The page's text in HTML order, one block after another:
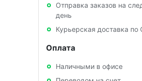
Отправка заказов на
день
Курьерская доставка по
Оплата
Наличными в офисе